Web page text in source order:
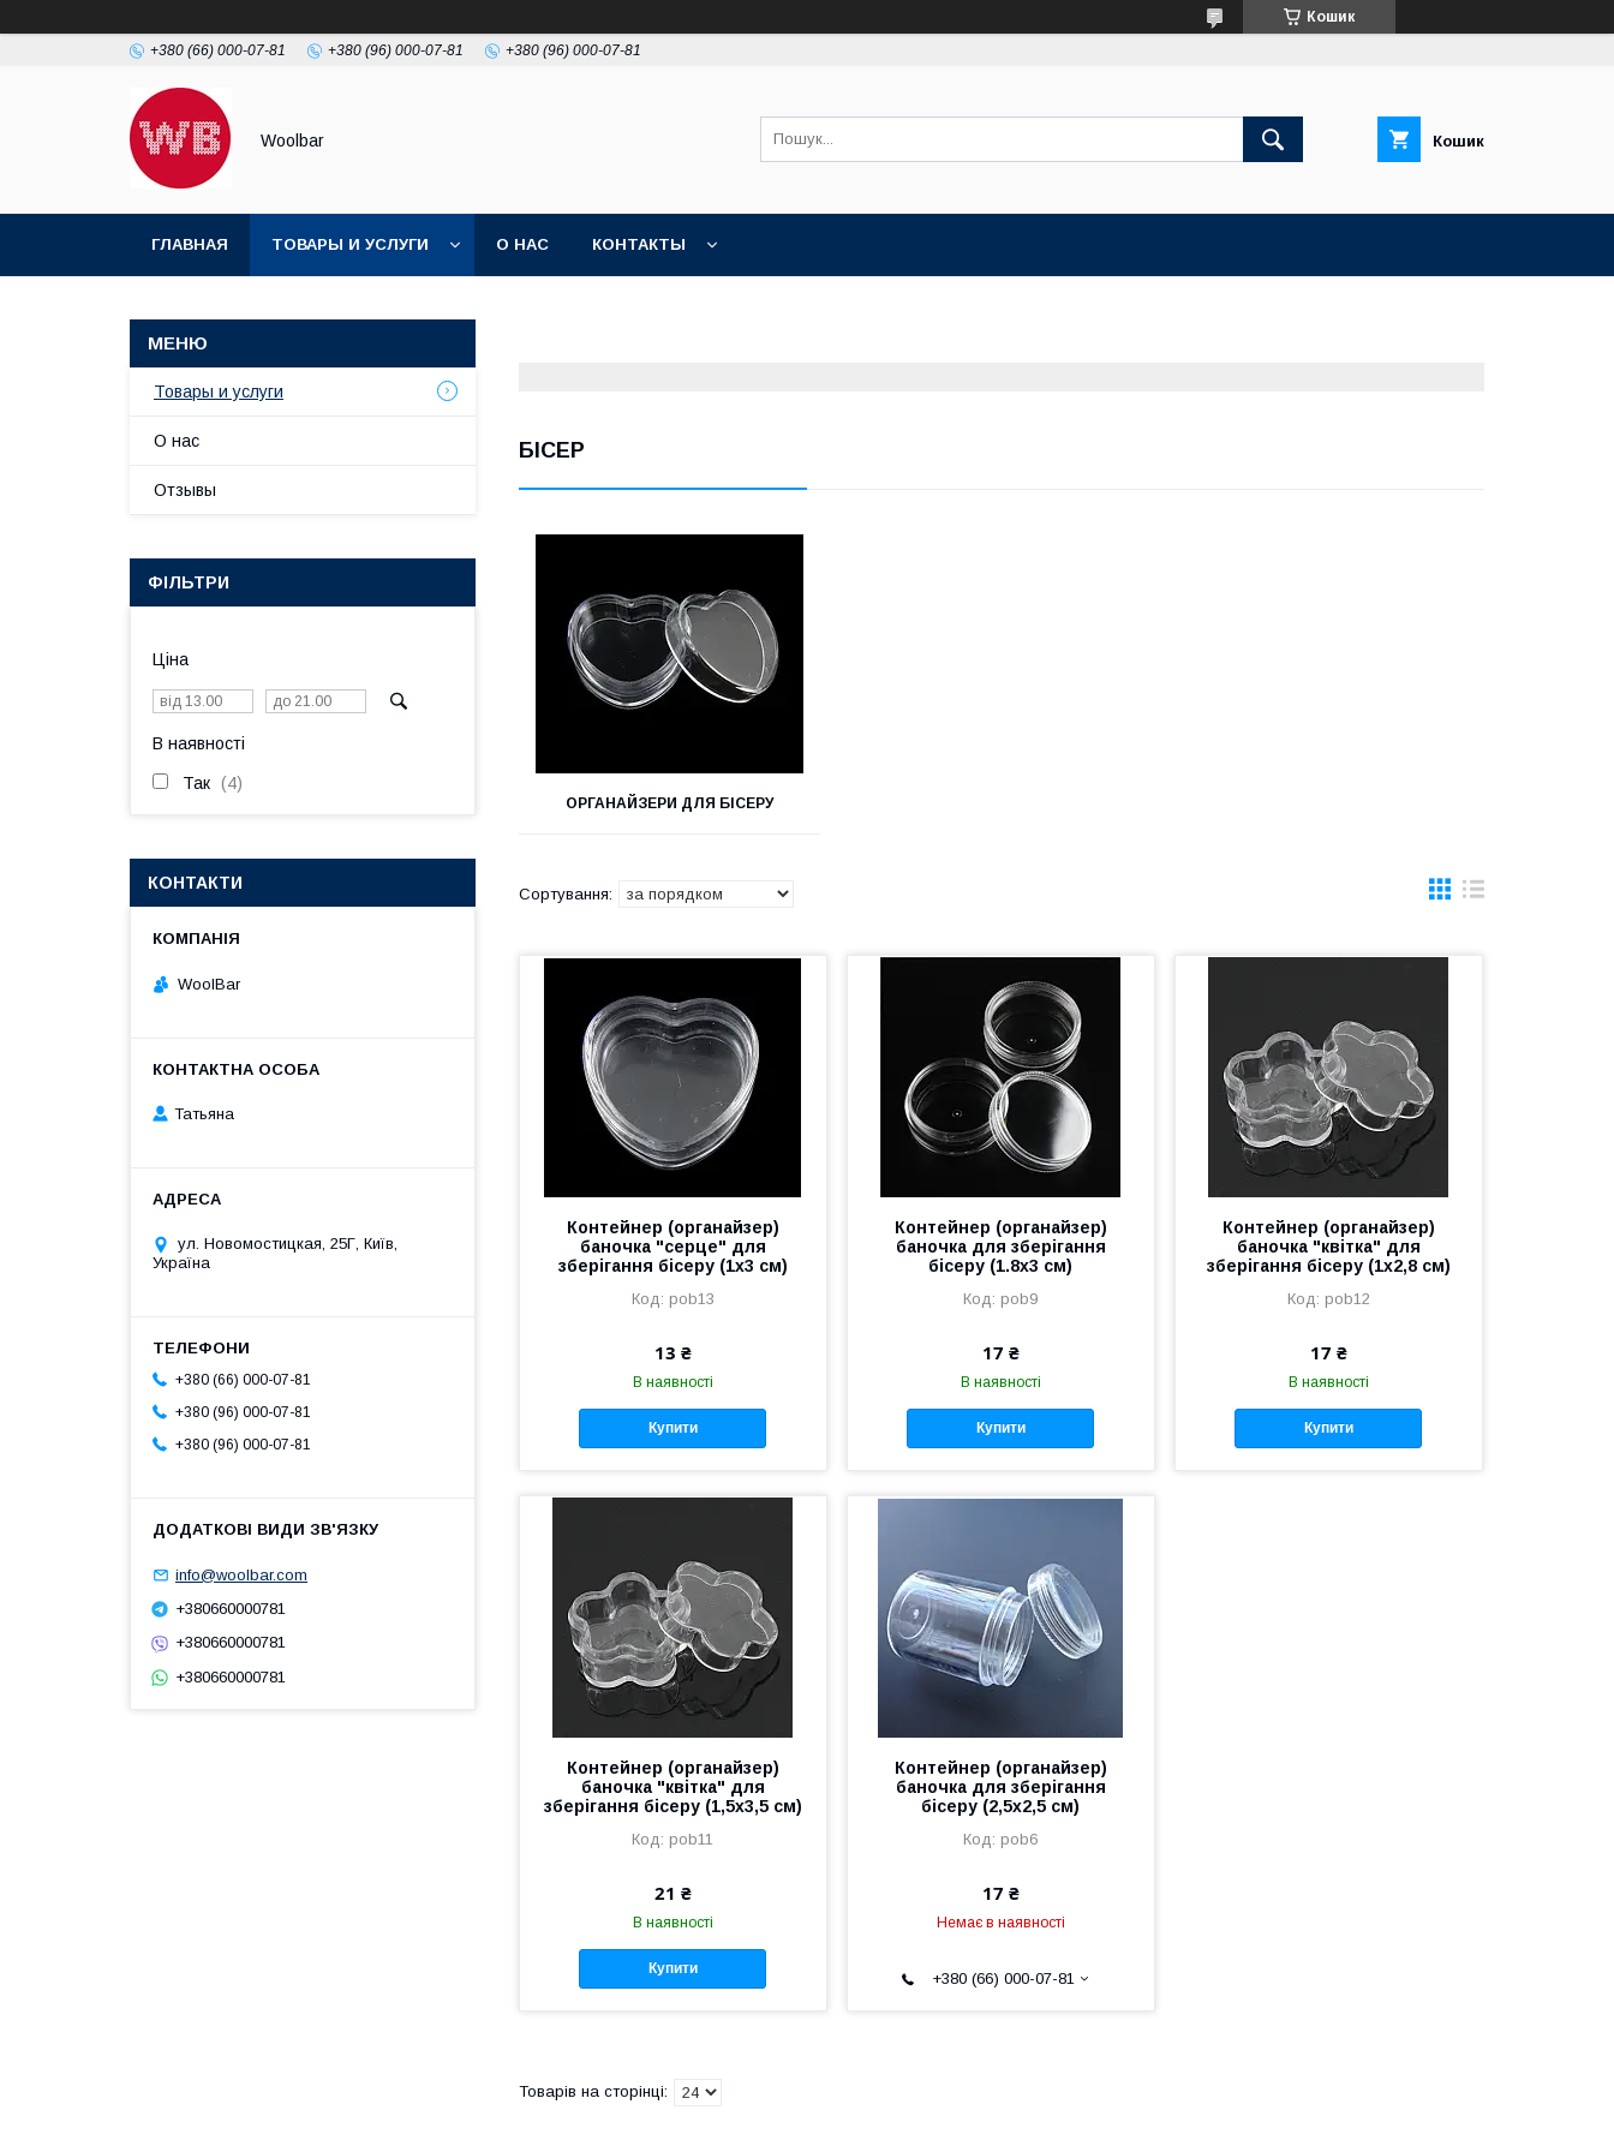
Кошик
+380 (66) 000-07-81 +380 (96) 000-07-81 +380 (96) 000-07-81
Woolbar Кошик
ГЛАВНАЯ ТОВАРЫ И УСЛУГИ О НАС КОНТАКТЫ
БІСЕР
ОРГАНАЙЗЕРИ ДЛЯ БІСЕРУ
Контейнер (органайзер)
баночка "серце" для
зберігання бісеру (1х3 см)
pob13
13 ₴
В наявності
Купити
Контейнер (органайзер)
баночка для зберігання
бісеру (1.8х3 см)
pob9
17 ₴
В наявності
Купити
Контейнер (органайзер)
баночка "квітка" для
зберігання бісеру (1х2,8 см)
pob12
17 ₴
В наявності
Купити
Контейнер (органайзер)
баночка "квітка" для
зберігання бісеру (1,5х3,5 см)
pob11
21 ₴
В наявності
Купити
Контейнер (органайзер)
баночка для зберігання
бісеру (2,5х2,5 см)
pob6
17 ₴
Немає в наявності
+380 (66) 000-07-81
Товары и услуги
О нас
Отзывы
ФІЛЬТРИ
Ціна
В наявності
Так 4
КОНТАКТИ
WoolBar
Татьяна
ул. Новомостицкая, 25Г, Київ,
Україна
+380 (66) 000-07-81
+380 (96) 000-07-81
+380 (96) 000-07-81
info@woolbar.com
+380660000781
+380660000781
+380660000781